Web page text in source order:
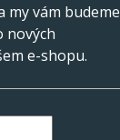
my vám budeme
nových
e-shopu.